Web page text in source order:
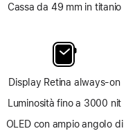
Cassa da 49 mm in titanio
Display Retina always‑on
Luminosità fino a 3000 nit
OLED con ampio angolo di